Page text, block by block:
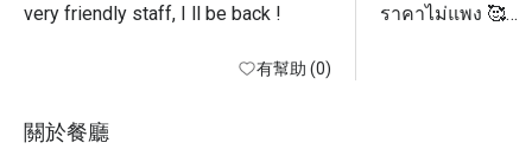
有幫助 (0)
ราคาไม่แพง 🥰
關於餐廳